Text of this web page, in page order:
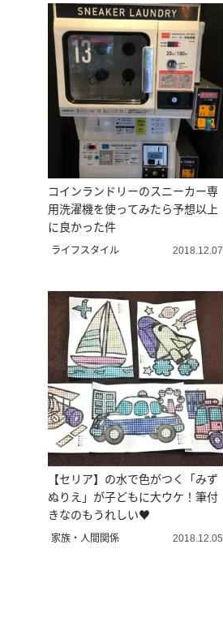
コインランドリーのスニーカー専
用洗濯機を使ってみたら予想以上
に良かった件
ライフスタイル 2018.12.07
【セリア】の水で色がつく「みず
ぬりえ」が子どもに大ウケ！筆付
きなのもうれしい♥
家族・人間関係 2018.12.05